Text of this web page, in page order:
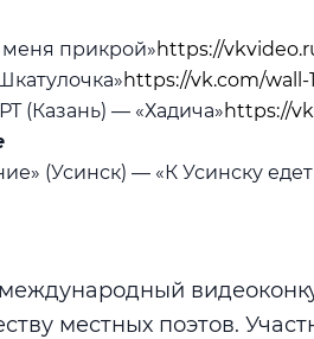
прикрой»https://
https://vk.com/wall-
(Казань) — «Хадича»https://
(Усинск) — «К Усинску
местных поэтов.